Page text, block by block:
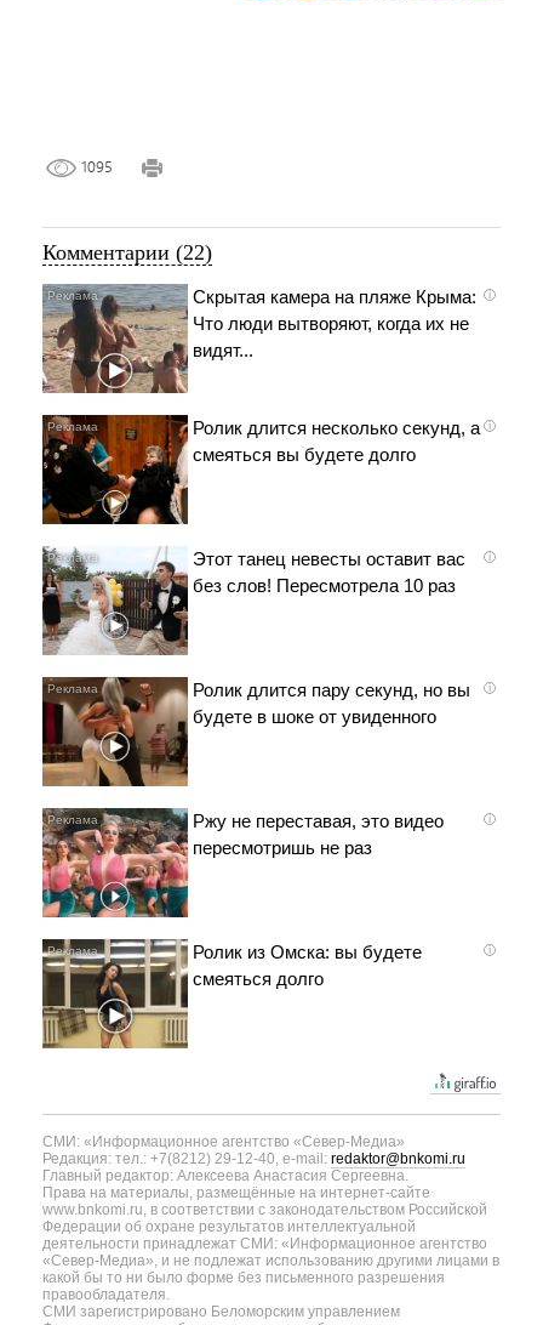
1095
Комментарии (22)
i
Скрытая камера на пляже Крыма:
Что люди вытворяют, когда их не
видят...
i
Ролик длится несколько секунд, а
смеяться вы будете долго
i
Этот танец невесты оставит вас
без слов! Пересмотрела 10 раз
i
Ролик длится пару секунд, но вы
будете в шоке от увиденного
i
Ржу не переставая, это видео
пересмотришь не раз
i
Ролик из Омска: вы будете
смеяться долго
СМИ: «Информационное агентство «Север-Медиа»
Редакция: тел.: +7(8212) 29-12-40, e-mail: redaktor@bnkomi.ru
Главный редактор: Алексеева Анастасия Сергеевна.
Права на материалы, размещённые на интернет-сайте
www.bnkomi.ru, в соответствии с законодательством Российской
Федерации об охране результатов интеллектуальной
деятельности принадлежат СМИ: «Информационное агентство
«Север-Медиа», и не подлежат использованию другими лицами в
какой бы то ни было форме без письменного разрешения
правообладателя.
СМИ зарегистрировано Беломорским управлением